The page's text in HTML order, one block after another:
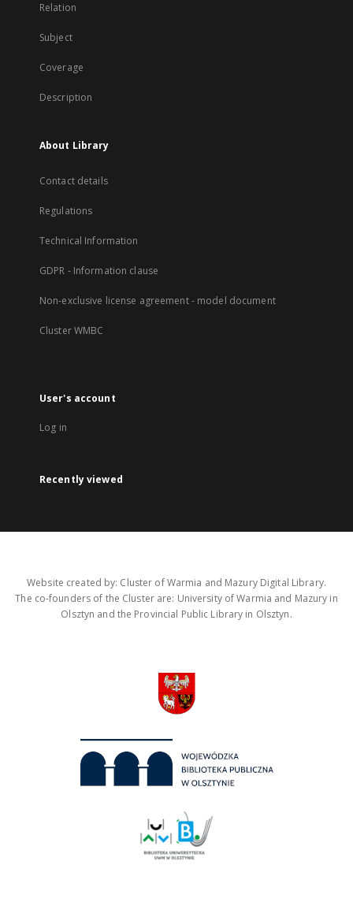
Relation
Subject
Coverage
Description
About Library
Contact details
Regulations
Technical Information
GDPR - Information clause
Non-exclusive license agreement - model document
Cluster WMBC
User's account
Log in
Recently viewed
Website created by: Cluster of Warmia and Mazury Digital Library.
The co-founders of the Cluster are: University of Warmia and Mazury in
Olsztyn and the Provincial Public Library in Olsztyn.